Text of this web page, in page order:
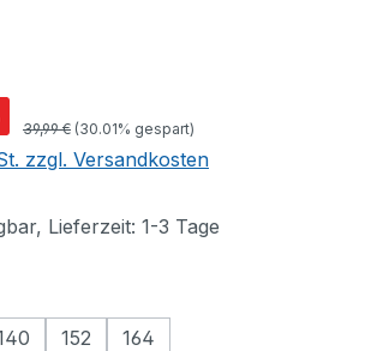
Regulärer Preis:
39,99 € (30.01% gespart)
zzgl. Versandkosten
Lieferzeit: 1-3 Tage
152 164